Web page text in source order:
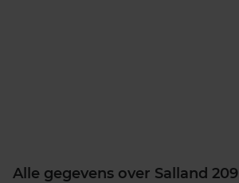
Alle gegevens over Salland 209